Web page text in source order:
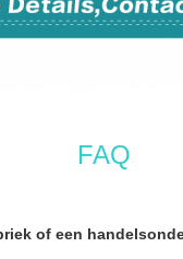
FAQ
of een